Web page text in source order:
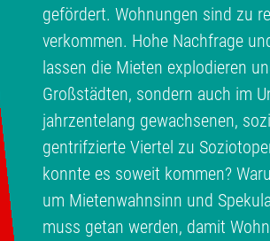
gefördert. Wohnungen sind zu
verkommen. Hohe Nachfrage
lassen die Mieten explodieren
Großstädten, sondern auch im
jahrzentelang gewachsenen,
gentrifzierte Viertel zu
konnte es soweit kommen?
um Mietenwahnsinn und
muss getan werden, damit